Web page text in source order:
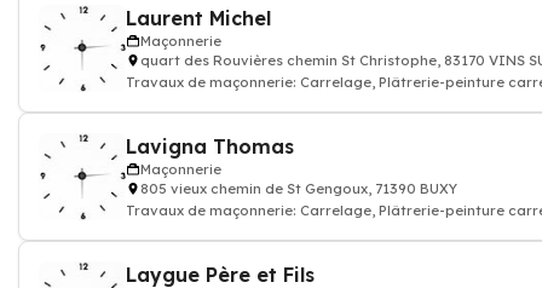
Laurent Michel
Maçonnerie
quart des Rouvières chemin St Christophe, 83170 VINS
Travaux de maçonnerie: Carrelage, Plâtrerie-peinture
Lavigna Thomas
Maçonnerie
805 vieux chemin de St Gengoux, 71390 BUXY
Travaux de maçonnerie: Carrelage, Plâtrerie-peinture
Laygue Père et Fils